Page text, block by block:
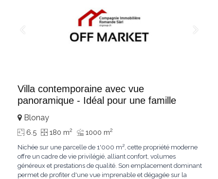
Villa contemporaine avec vue
panoramique - Idéal pour une famille
Blonay
6.5 180 m2 1000 m2
Nichée sur une parcelle de 1'000 m², cette propriété moderne
offre un cadre de vie privilégié, alliant confort, volumes
généreux et prestations de qualité. Son emplacement dominant
permet de profiter d'une vue imprenable et dégagée sur la